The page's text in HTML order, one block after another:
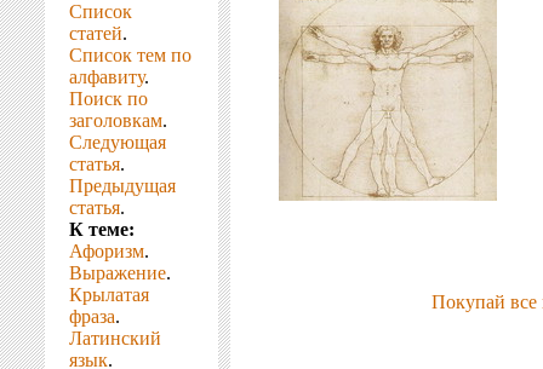
Список
статей.
Список тем по
алфавиту.
Поиск по
заголовкам.
Следующая
статья.
Предыдущая
статья.
К теме:
Афоризм.
Выражение.
Крылатая
фраза.
Латинский
язык.
Покупай все